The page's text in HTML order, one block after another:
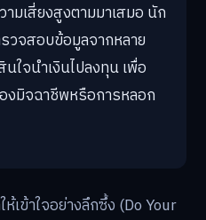
มเสี่ยงสูงตามมาเสมอ นัก
วจสอบข้อมูลจากหลาย
ใจนำเงินไปลงทุน เพื่อ
งมิจฉาชีพหรือการหลอก
ข้าใจอย่างลึกซึ้ง (Do Your